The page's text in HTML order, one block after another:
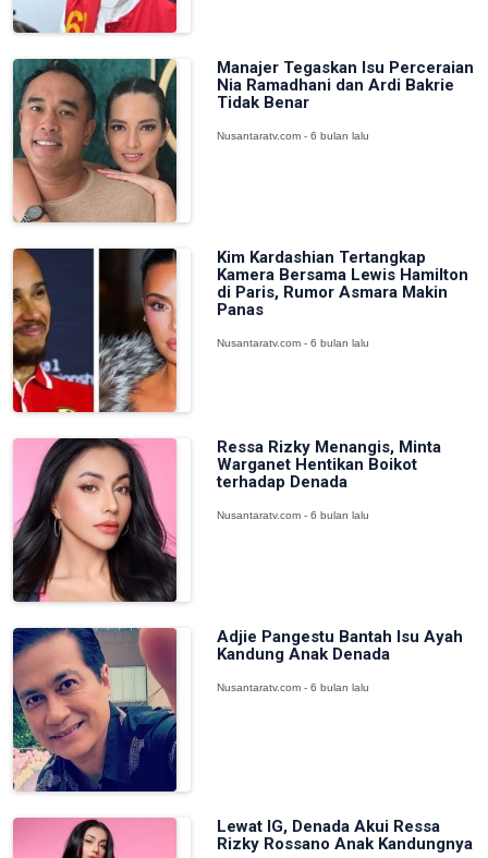
Manajer Tegaskan Isu Perceraian
Nia Ramadhani dan Ardi Bakrie
Tidak Benar
Nusantaratv.com - 6 bulan lalu
Kim Kardashian Tertangkap
Kamera Bersama Lewis Hamilton
di Paris, Rumor Asmara Makin
Panas
Nusantaratv.com - 6 bulan lalu
Ressa Rizky Menangis, Minta
Warganet Hentikan Boikot
terhadap Denada
Nusantaratv.com - 6 bulan lalu
Adjie Pangestu Bantah Isu Ayah
Kandung Anak Denada
Nusantaratv.com - 6 bulan lalu
Lewat IG, Denada Akui Ressa
Rizky Rossano Anak Kandungnya